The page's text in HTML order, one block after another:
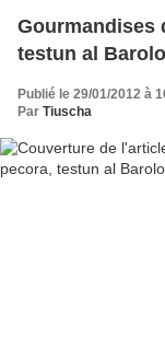
Gourmandises
testun al
Publié le 29/01/2012 à
Par Tiuscha